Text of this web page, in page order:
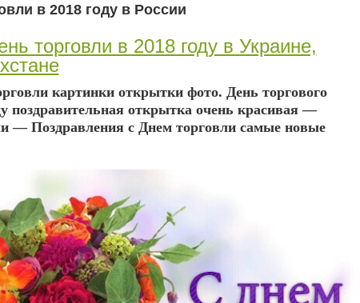
в 2018 году в России
торговли в 2018 году в Украине,
картинки открытки фото. День торгового
поздравительная открытка очень красивая —
— Поздравления с Днем торговли самые новые